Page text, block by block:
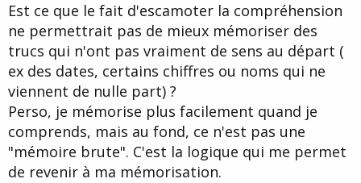
Est ce que le fait d'escamoter la compréhension
ne permettrait pas de mieux mémoriser des
trucs qui n'ont pas vraiment de sens au départ (
ex des dates, certains chiffres ou noms qui ne
viennent de nulle part) ?
Perso, je mémorise plus facilement quand je
comprends, mais au fond, ce n'est pas une
"mémoire brute". C'est la logique qui me permet
de revenir à ma mémorisation.